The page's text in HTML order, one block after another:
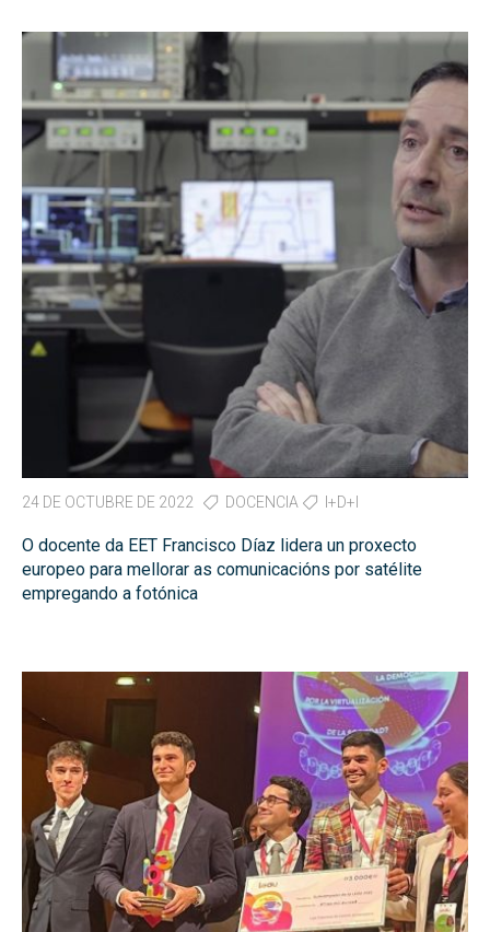
24 DE OCTUBRE DE 2022 DOCENCIA I+D+I
O docente da EET Francisco Díaz lidera un proxecto
europeo para mellorar as comunicacións por satélite
empregando a fotónica